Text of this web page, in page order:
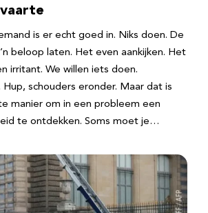
is er echt goed in. Niks doen. De
beloop laten. Het even aankijken. Het
irritant. We willen iets doen.
Hup, schouders eronder. Maar dat is
manier om in een probleem een
te ontdekken. Soms moet je…